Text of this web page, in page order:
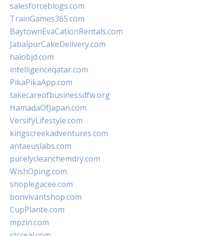
salesforceblogs.com
TrainGames365.com
BaytownEvaCationRentals.com
JabalpurCakeDelivery.com
halobjd.com
intelligenceqatar.com
PikaPikaApp.com
takecareofbusinessdfw.org
HamadaOfJapan.com
VersifyLifestyle.com
kingscreekadventures.com
antaeuslabs.com
purelycleanchemdry.com
WishOping.com
shoplegacee.com
bonvivantshop.com
CupPlante.com
mpzin.com